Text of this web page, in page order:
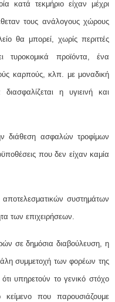
κατά τεκμήριο είχαν μέχρι
τους ανάλογους χώρους
θα μπορεί, χωρίς περιττές
τυροκομικά προϊόντα, ένα
καρπούς, κλπ. με μοναδική
η υγιεινή και
διάθεση ασφαλών τροφίμων
που δεν είχαν καμία
συστημάτων
των επιχειρήσεων.
σε δημόσια διαβούλευση, η
συμμετοχή των φορέων της
υπηρετούν το γενικό στόχο
που παρουσιάζουμε